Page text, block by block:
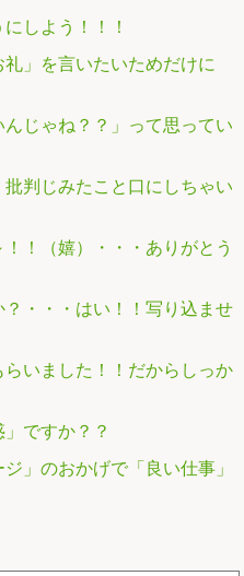
しよう！！！
」を言いたいためだけに
んじゃね？？」って思ってい
判じみたこと口にしちゃい
！（嬉）・・・ありがとう
・・・はい！！写り込ませ
いました！！だからしっか
ですか？？
」のおかげで「良い仕事」